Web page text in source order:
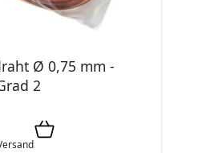
Ø 0,75 mm -
2